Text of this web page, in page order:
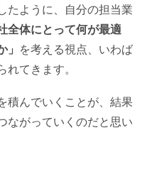
たように、自分の担当業
全体にとって何が最適
を考える視点、いわば
れてきます。
積んでいくことが、結果
ながっていくのだと思い